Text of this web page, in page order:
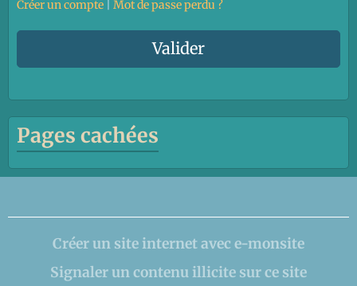
Créer un compte Mot de passe perdu ?
Valider
Pages cachées
Créer un site internet avec e-monsite
Signaler un contenu illicite sur ce site